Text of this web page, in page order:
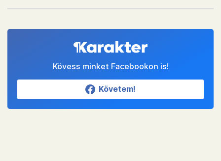
Kövess minket Facebookon is!
Követem!